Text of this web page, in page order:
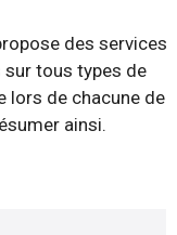
des services
sur tous types de
lors de chacune de
ainsi.